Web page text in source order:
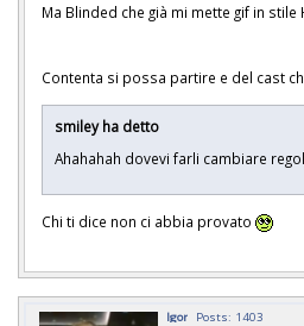
Ma Blinded che già mi mette gif in stile
Contenta si possa partire e del cast
smiley ha detto
Ahahahah dovevi farli cambiare
Chi ti dice non ci abbia provato
Igor Posts: 1403